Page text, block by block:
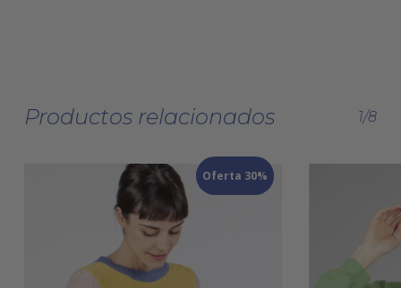
Productos relacionados 1/8
Oferta 30%